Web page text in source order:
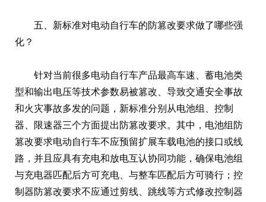
五、新标准对电动自行车的防篡改要求做了哪些强
化？
针对当前很多电动自行车产品最高车速、蓄电池类
型和输出电压等技术参数易被篡改、导致交通安全事故
和火灾事故多发的问题，新标准分别从电池组、控制
器、限速器三个方面提出防篡改要求。其中，电池组防
篡改要求电动自行车不应预留扩展车载电池的接口或线
路，并且应具有充电和放电互认协同功能，确保电池组
与充电器匹配后方可充电、与整车匹配后方可骑行；控
制器防篡改要求不应通过剪线、跳线等方式修改控制器